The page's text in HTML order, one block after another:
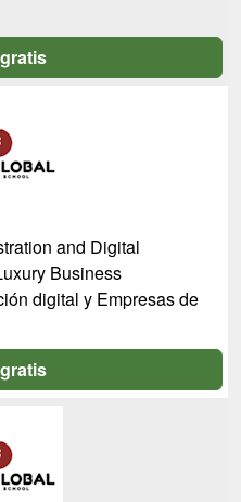
and Digital
Business
digital y Empresas de